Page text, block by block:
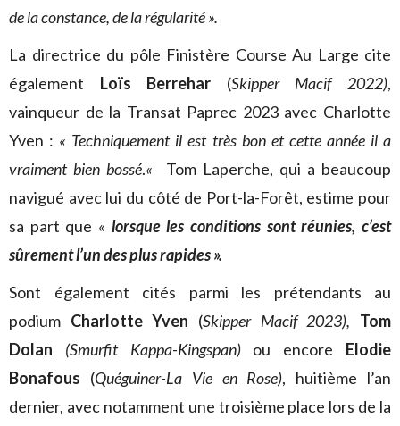
de la constance, de la régularité ».
La directrice du pôle Finistère Course Au Large cite
également Loïs Berrehar (Skipper Macif 2022),
vainqueur de la Transat Paprec 2023 avec Charlotte
Yven : « Techniquement il est très bon et cette année il a
vraiment bien bossé.«
Tom Laperche, qui a beaucoup
navigué avec lui du côté de Port-la-Forêt, estime pour
sa part que « lorsque les conditions sont réunies, c’est
sûrement l’un des plus rapides ».
Sont également cités parmi les prétendants au
podium Charlotte Yven (Skipper Macif 2023), Tom
Dolan
(Smurfit Kappa-Kingspan)ou encore
Elodie
Bonafous (Quéguiner-La Vie en Rose), huitième l’an
dernier, avec notamment une troisième place lors de la